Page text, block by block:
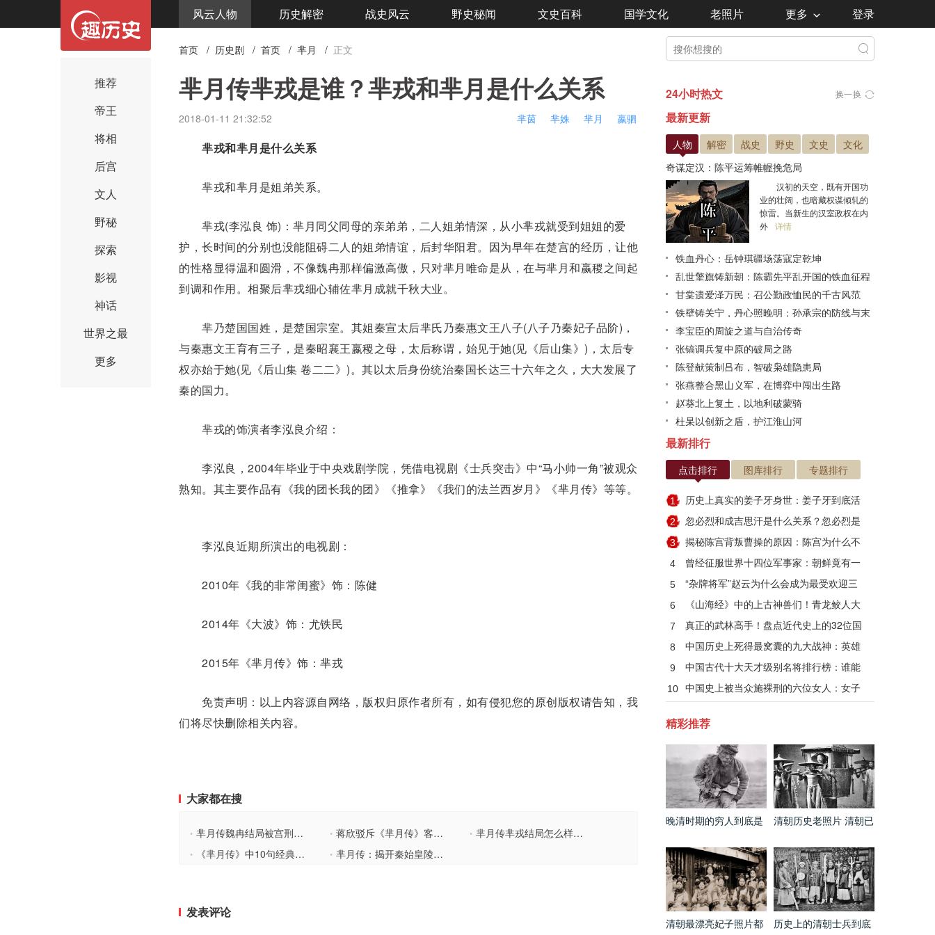
风云人物 历史解密 战史风云 野史秘闻 文史百科 国学文化 老照片 更多 登录
推荐
帝王
将相
后宫
文人
野秘
探索
影视
神话
世界之最
更多
首页 / 历史剧 / 首页 / 芈月 / 正文
芈月传芈戎是谁？芈戎和芈月是什么关系
2018-01-11 21:32:52 芈茵 芈姝 芈月 嬴驷
芈戎和芈月是什么关系
芈戎和芈月是姐弟关系。
芈戎(李泓良 饰)：芈月同父同母的亲弟弟，二人姐弟情深，从小芈戎就受到姐姐的爱
护，长时间的分别也没能阻碍二人的姐弟情谊，后封华阳君。因为早年在楚宫的经历，让他
的性格显得温和圆滑，不像魏冉那样偏激高傲，只对芈月唯命是从，在与芈月和嬴稷之间起
到调和作用。相聚后芈戎细心辅佐芈月成就千秋大业。
芈乃楚国国姓 ，是楚国宗室。其姐秦宣太后芈氏乃秦惠文王八子(八子乃秦妃子品阶)，
与秦惠文王育有三子，是秦昭襄王嬴稷之母，太后称谓，始见于她(见《后山集》)，太后专
权亦始于她(见《后山集 卷二二》)。其以太后身份统治秦国长达三十六年之久，大大发展了
秦的国力。
芈戎的饰演者李泓良介绍：
李泓良，2004年毕业于中央戏剧学院，凭借电视剧《士兵突击》中“马小帅一角”被观众
熟知。其主要作品有《我的团长我的团》《推拿》《我们的法兰西岁月》《芈月传》等等。
李泓良近期所演出的电视剧：
2010年《我的非常闺蜜》饰：陈健
2014年《大波》饰：尤铁民
2015年《芈月传》饰：芈戎
免责声明：以上内容源自网络，版权归原作者所有，如有侵犯您的原创版权请告知，我
们将尽快删除相关内容。
大家都在搜
• 芈月传魏冉结局被宫刑死了吗 魏冉为何比芈戎大 • 蒋欣驳斥《芈月传》客串说：没有角色大小之分 • 芈月传芈戎结局怎么样？芈月的弟弟芈戎谁演的
• 《芈月传》中10句经典台词 芈月传经典台词 • 芈月传：揭开秦始皇陵兵马俑的主人是芈月吗？
发表评论
24小时热文 换一换
最新更新
人物 解密 战史 野史 文史
文化
奇谋定汉：陈平运筹帷幄挽危局
汉初的天空，既有开国功
业的壮阔，也暗藏权谋倾轧的
惊雷。当新生的汉室政权在内
外 详情
铁血丹心：岳钟琪疆场荡寇定乾坤
乱世擎旗铸新朝：陈霸先平乱开国的铁血征程
甘棠遗爱泽万民：召公勤政恤民的千古风范
铁壁铸关宁，丹心照晚明：孙承宗的防线与末
路悲歌
李宝臣的周旋之道与自治传奇
张镐调兵复中原的破局之路
陈登献策制吕布，智破枭雄隐患局
张燕整合黑山义军，在博弈中闯出生路
赵葵北上复土，以地利破蒙骑
杜杲以创新之盾，护江淮山河
最新排行
点击排行 图库排行 专题排行
1
历史上真实的姜子牙身世：姜子牙到底活
了多少岁
2
忽必烈和成吉思汗是什么关系？忽必烈是
因何而死
3
揭秘陈宫背叛曹操的原因：陈宫为什么不
跟刘备？
4
曾经征服世界十四位军事家：朝鲜竟有一
人入选
5
“杂牌将军”赵云为什么会成为最受欢迎三
国武将？
6
《山海经》中的上古神兽们！青龙鲛人大
集合
7
真正的武林高手！盘点近代史上的32位国
术大师
8
中国历史上死得最窝囊的九大战神：英雄
无善终！
9
中国古代十大天才级别名将排行榜：谁能
当第一？
10
中国史上被当众施裸刑的六位女人：女子
裸刑秘闻
精彩推荐
晚清时期的穷人到底是
完全不同
清朝历史老照片 清朝已
清朝最漂亮妃子照片都
历史上的清朝士兵到底